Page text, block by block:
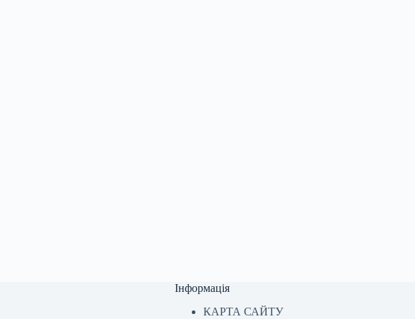
Інформація
КАРТА САЙТУ